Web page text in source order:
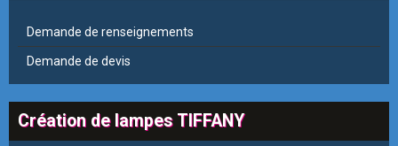
Demande de renseignements
Demande de devis
Création de lampes TIFFANY